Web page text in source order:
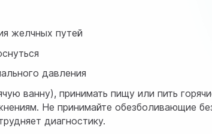
желчных путей
давления
ванну), принимать пищу или пить
Не принимайте обезболивающие
диагностику.